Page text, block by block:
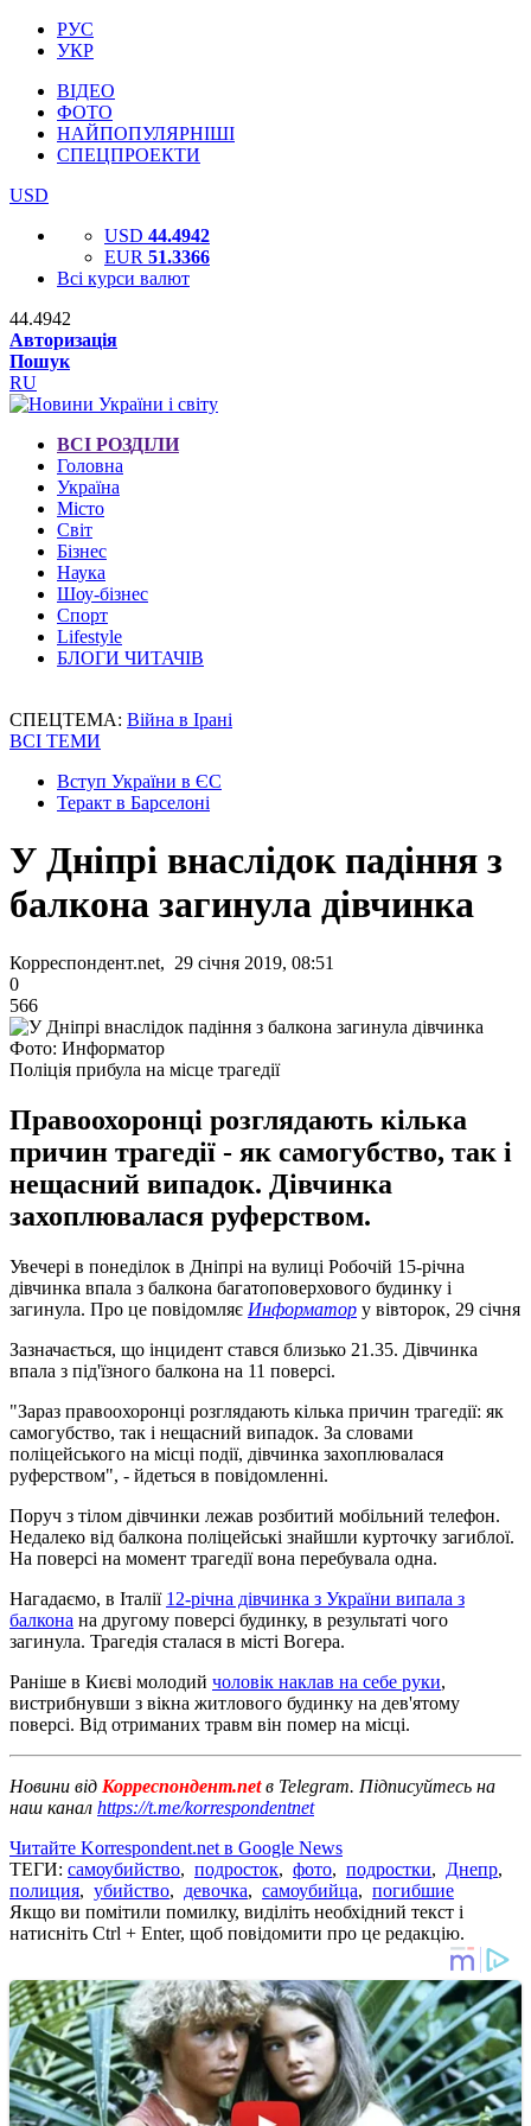
РУС
УКР
ВІДЕО
ФОТО
НАЙПОПУЛЯРНІШІ
СПЕЦПРОЕКТИ
USD
USD 44.4942
EUR 51.3366
Всі курси валют
44.4942
Авторизація
Пошук
RU
ВСІ РОЗДІЛИ
Головна
Україна
Місто
Світ
Бізнес
Наука
Шоу-бізнес
Спорт
Lifestyle
БЛОГИ ЧИТАЧІВ
СПЕЦТЕМА: Війна в Ірані
ВСІ ТЕМИ
Вступ України в ЄС
Теракт в Барселоні
У Дніпрі внаслідок падіння з
балкона загинула дівчинка
Корреспондент.net, 29 січня 2019, 08:51
0
566
Фото: Информатор
Поліція прибула на місце трагедії
Правоохоронці розглядають кілька
причин трагедії - як самогубство, так і
нещасний випадок. Дівчинка
захоплювалася руферством.
Увечері в понеділок в Дніпрі на вулиці Робочій 15-річна
дівчинка впала з балкона багатоповерхового будинку і
загинула. Про це повідомляє Информатор у вівторок, 29 січня
Зазначається, що інцидент стався близько 21.35. Дівчинка
впала з під'їзного балкона на 11 поверсі.
"Зараз правоохоронці розглядають кілька причин трагедії: як
самогубство, так і нещасний випадок. За словами
поліцейського на місці події, дівчинка захоплювалася
руферством", - йдеться в повідомленні.
Поруч з тілом дівчинки лежав розбитий мобільний телефон.
Недалеко від балкона поліцейські знайшли курточку загиблої.
На поверсі на момент трагедії вона перебувала одна.
Нагадаємо, в Італії 12-річна дівчинка з України випала з
балкона на другому поверсі будинку, в результаті чого
загинула. Трагедія сталася в місті Вогера.
Раніше в Києві молодий чоловік наклав на себе руки,
вистрибнувши з вікна житлового будинку на дев'ятому
поверсі. Від отриманих травм він помер на місці.
Новини від Корреспондент.netв Telegram. Підписуйтесь на
наш канал https://t.me/korrespondentnet
Читайте Korrespondent.net в Google News
ТЕГИ: самоубийство, подросток, фото, подростки, Днепр,
полиция, убийство, девочка, самоубийца, погибшие
Якщо ви помітили помилку, виділіть необхідний текст і
натисніть Ctrl + Enter, щоб повідомити про це редакцію.